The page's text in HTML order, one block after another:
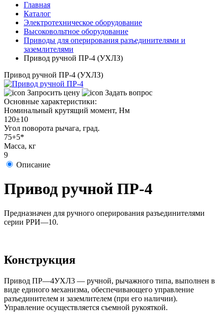
Главная
Каталог
Электротехническое оборудование
Высоковольтное оборудование
Приводы для оперирования разъединителями и
заземлителями
Привод ручной ПР-4 (УХЛЗ)
Привод ручной ПР-4 (УХЛЗ)
Запросить цену
Задать вопрос
Основные характеристики:
Номинальный крутящий момент, Нм
120±10
Угол поворота рычага, град.
75+5*
Масса, кг
9
Описание
Привод ручной ПР-4
Предназначен для ручного оперирования разъединителями
серии РРИ—10.
Конструкция
Привод ПР—4УХЛ3 — ручной, рычажного типа, выполнен в
виде единого механизма, обеспечивающего управление
разъединителем и заземлителем (при его наличии).
Управление осуществляется съемной рукояткой.